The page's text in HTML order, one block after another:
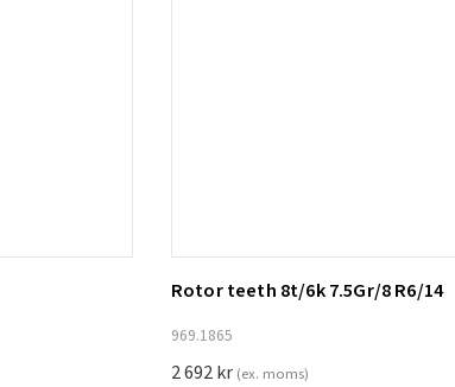
Lägg till i varukorg
Rotor teeth 8t/6k 7.5Gr/8 R6/14
969.1865
2 692kr (ex. moms)